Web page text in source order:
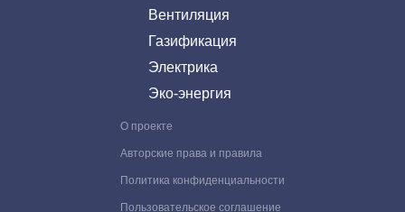
Вентиляция
Газификация
Электрика
Эко-энергия
О проекте
Авторские права и правила
Политика конфиденциальности
Пользовательское соглашение